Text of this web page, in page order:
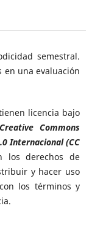
semestral.
en una evaluación
licencia bajo
Creative Commons
Internacional (CC
los derechos de
y hacer uso
los términos y